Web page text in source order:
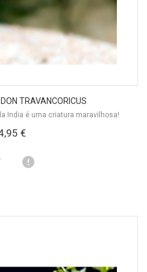
TRAVANCORICUS
India é uma criatura maravilhosa!
€